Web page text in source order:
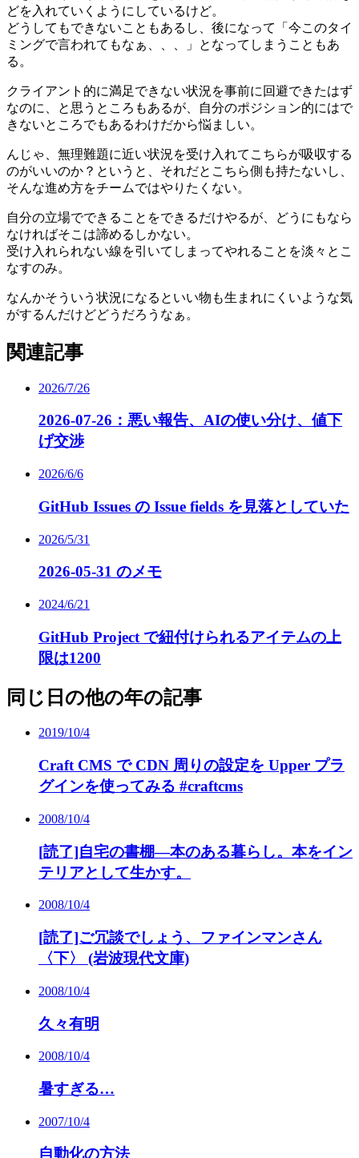
どを入れていくようにしているけど。
どうしてもできないこともあるし、後になって「今このタイ
ミングで言われてもなぁ、、、」となってしまうこともあ
る。
クライアント的に満足できない状況を事前に回避できたはず
なのに、と思うところもあるが、自分のポジション的にはで
きないところでもあるわけだから悩ましい。
んじゃ、無理難題に近い状況を受け入れてこちらが吸収する
のがいいのか？というと、それだとこちら側も持たないし、
そんな進め方をチームではやりたくない。
自分の立場でできることをできるだけやるが、どうにもなら
なければそこは諦めるしかない。
受け入れられない線を引いてしまってやれることを淡々とこ
なすのみ。
なんかそういう状況になるといい物も生まれにくいような気
がするんだけどどうだろうなぁ。
関連記事
2026/7/26
2026-07-26：悪い報告、AIの使い分け、値下
げ交渉
2026/6/6
GitHub Issues の Issue fields を見落としていた
2026/5/31
2026-05-31 のメモ
2024/6/21
GitHub Project で紐付けられるアイテムの上
限は1200
同じ日の他の年の記事
2019/10/4
Craft CMS で CDN 周りの設定を Upper プラ
グインを使ってみる #craftcms
2008/10/4
[読了]自宅の書棚―本のある暮らし。本をイン
テリアとして生かす。
2008/10/4
[読了]ご冗談でしょう、ファインマンさん
〈下〉 (岩波現代文庫)
2008/10/4
久々有明
2008/10/4
暑すぎる…
2007/10/4
自動化の方法